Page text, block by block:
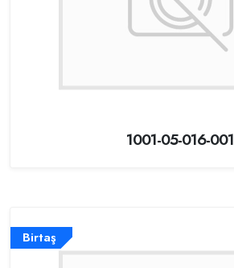
1001-05-016-001
Birtaş